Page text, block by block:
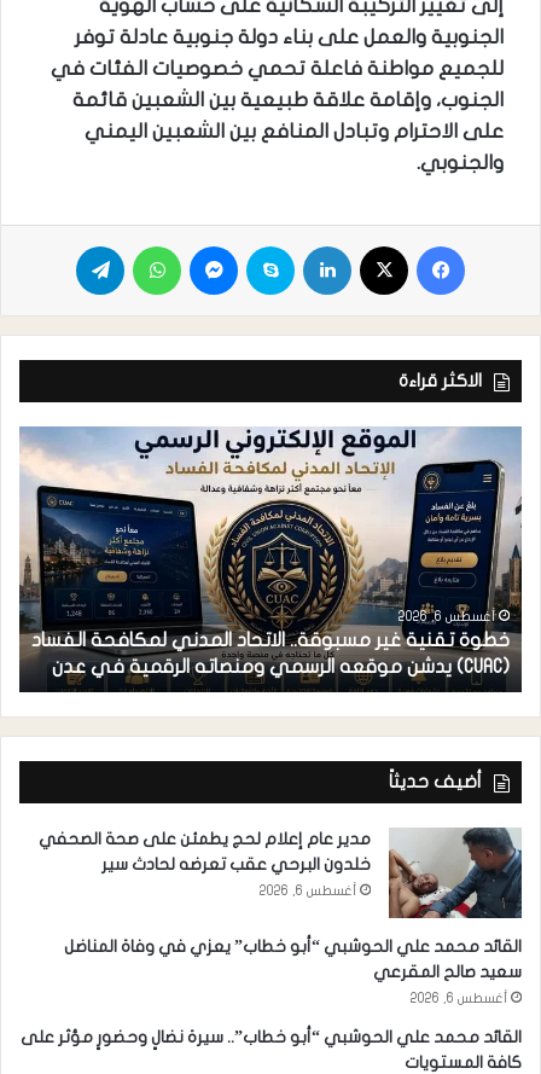
إلى تغيير التركيبة السكانية على حساب الهوية
الجنوبية والعمل على بناء دولة جنوبية عادلة توفر
للجميع مواطنة فاعلة تحمي خصوصيات الفئات في
الجنوب، وإقامة علاقة طبيعية بين الشعبين قائمة
على الاحترام وتبادل المنافع بين الشعبين اليمني
والجنوبي.
الاكثر قراءة
أغسطس 6, 2026
خطوة تقنية غير مسبوقة.. الاتحاد المدني لمكافحة الفساد
(CUAC) يدشن موقعه الرسمي ومنصاته الرقمية في عدن
أضيف حديثاً
مدير عام إعلام لحج يطمئن على صحة الصحفي
خلدون البرحي عقب تعرضه لحادث سير
أغسطس 6, 2026
القائد محمد علي الحوشبي “أبو خطاب” يعزي في وفاة المناضل
سعيد صالح المقرعي
أغسطس 6, 2026
القائد محمد علي الحوشبي “أبو خطاب”.. سيرة نضالٍ وحضورٍ مؤثر على
كافة المستويات